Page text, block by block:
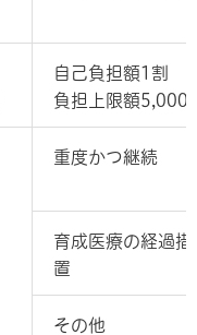
自己負担額1割
負担上限額5,000
重度かつ継続
育成医療の経過措
置
その他